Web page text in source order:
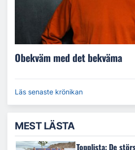
Obekväm med det bekväma
Läs senaste krönikan
MEST LÄSTA
Topplista: De